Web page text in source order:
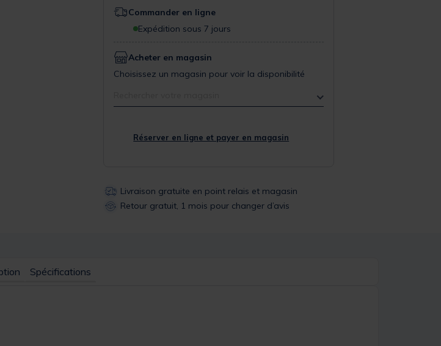
Commander en ligne
Expédition sous 7 jours
Acheter en magasin
Choisissez un magasin pour voir la disponibilité
Réserver en ligne et payer en magasin
Livraison gratuite en point relais et magasin
Retour gratuit, 1 mois pour changer d’avis
Spécifications